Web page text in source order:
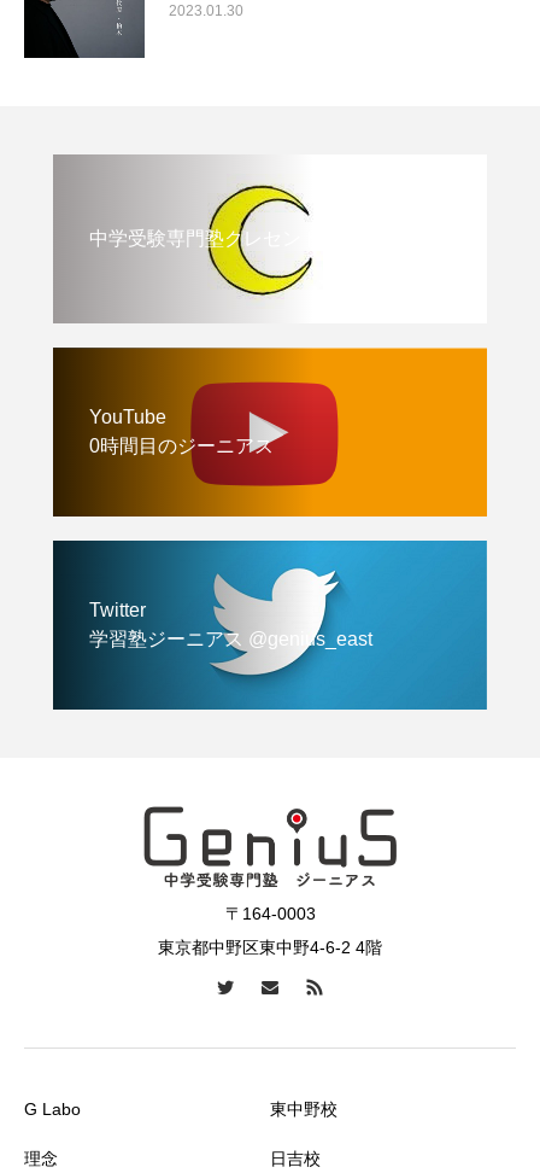
2023.01.30
中学受験専門塾クレセント
YouTube
0時間目のジーニアス
Twitter
学習塾ジーニアス @genius_east
〒164-0003
東京都中野区東中野4-6-2 4階
G Labo
理念
東中野校
日吉校